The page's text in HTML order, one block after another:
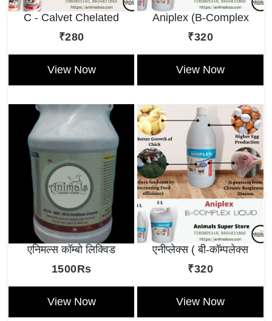
C - Calvet Chelated
Calcium Tonic
₹280
View Now
Aniplex (B-Complex
Liquid)
₹320
View Now
एनिमल्स कॉम्बो लिक्विड
1500Rs
View Now
एनीप्लेक्स ( बी-कॉम्पलेक्स
लिक्विड )
₹320
View Now